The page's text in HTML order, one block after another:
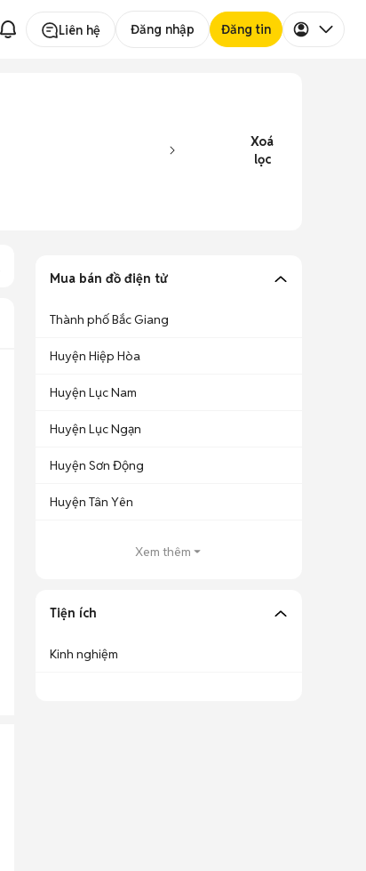
Liên hệ Đăng nhập Đăng tin
Xoá
lọc
Mua bán đồ điện tử
Thành phố Bắc Giang
Huyện Hiệp Hòa
Huyện Lục Nam
Huyện Lục Ngạn
Huyện Sơn Động
Huyện Tân Yên
Xem thêm
Tiện ích
Kinh nghiệm